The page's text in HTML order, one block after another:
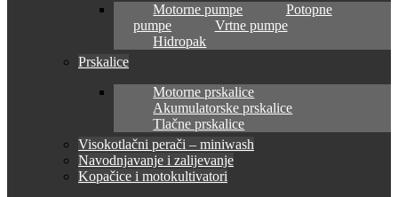
Motorne pumpe
Potopne
pumpe
Vrtne pumpe
Hidropak
Prskalice
Motorne prskalice
Akumulatorske prskalice
Tlačne prskalice
Visokotlačni perači – miniwash
Navodnjavanje i zalijevanje
Kopačice i motokultivatori